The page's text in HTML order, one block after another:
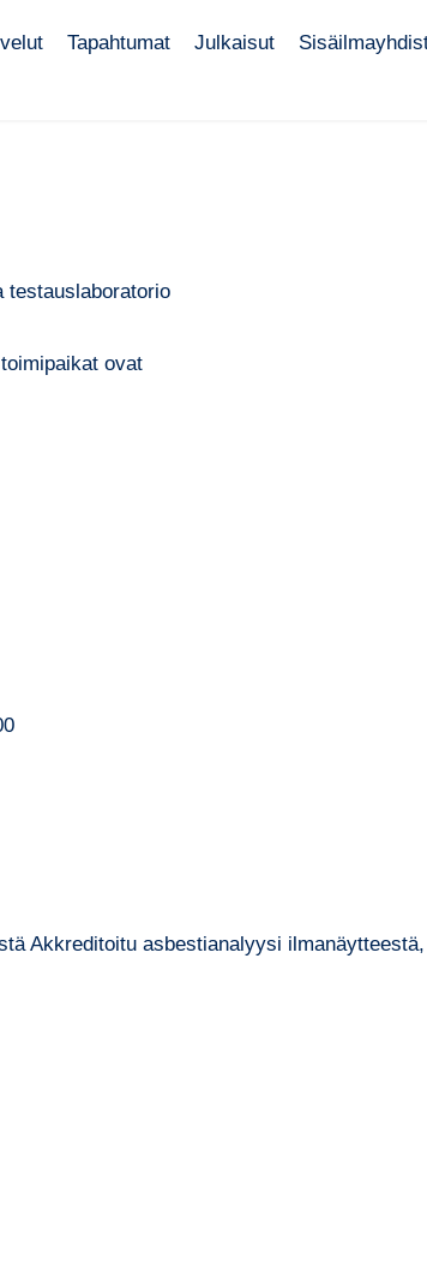
Tapahtumat Julkaisut
testauslaboratorio
ovat
Akkreditoitu asbestianalyysi